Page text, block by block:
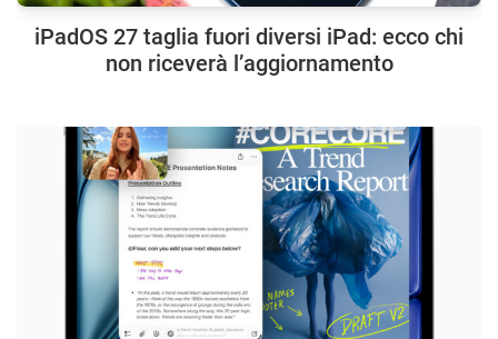
iPadOS 27 taglia fuori diversi iPad: ecco chi
non riceverà l’aggiornamento